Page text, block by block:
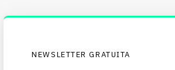
NEWSLETTER GRATUITA